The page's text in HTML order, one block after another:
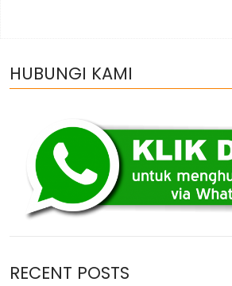
Mesjid
Banten
Murah”
HUBUNGI KAMI
RECENT POSTS